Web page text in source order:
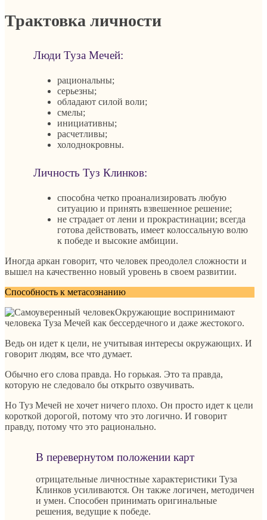
Трактовка личности
Люди Туза Мечей:
рациональны;
серьезны;
обладают силой воли;
смелы;
инициативны;
расчетливы;
холоднокровны.
Личность Туз Клинков:
способна четко проанализировать любую
ситуацию и принять взвешенное решение;
не страдает от лени и прокрастинации; всегда
готова действовать, имеет колоссальную волю
к победе и высокие амбиции.
Иногда аркан говорит, что человек преодолел сложности и
вышел на качественно новый уровень в своем развитии.
Способность к метасознанию
Окружающие воспринимают
человека Туза Мечей как бессердечного и даже жестокого.
Ведь он идет к цели, не учитывая интересы окружающих. И
говорит людям, все что думает.
Обычно его слова правда. Но горькая. Это та правда,
которую не следовало бы открыто озвучивать.
Но Туз Мечей не хочет ничего плохо. Он просто идет к цели
короткой дорогой, потому что это логично. И говорит
правду, потому что это рационально.
В перевернутом положении карт
отрицательные личностные характеристики Туза
Клинков усиливаются. Он также логичен, методичен
и умен. Способен принимать оригинальные
решения, ведущие к победе.